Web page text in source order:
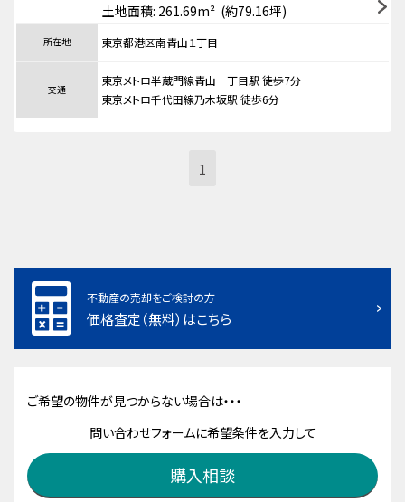
土地面積: 261.69m² (約79.16坪)
所在地 東京都港区南青山１丁目
交通
東京メトロ半蔵門線青山一丁目駅 徒歩7分
東京メトロ千代田線乃木坂駅 徒歩6分
1
不動産の売却をご検討の方
価格査定（無料）はこちら
ご希望の物件が見つからない場合は・・・
問い合わせフォームに希望条件を入力して
購入相談